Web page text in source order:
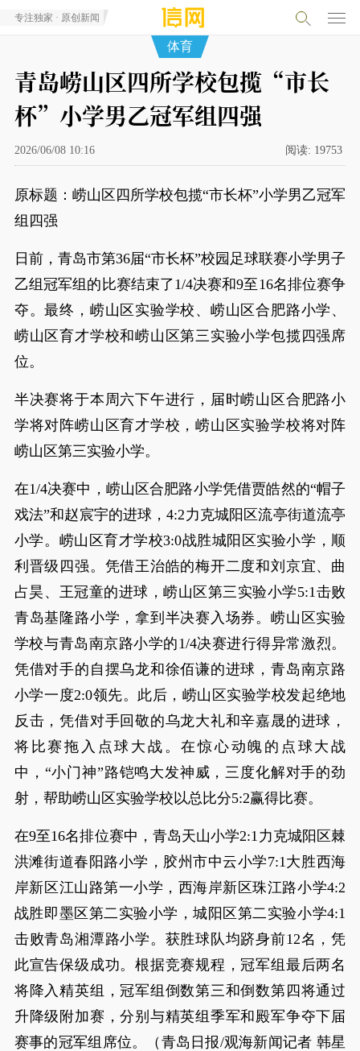
专注独家 · 原创新闻
体育
青岛崂山区四所学校包揽“市长
杯”小学男乙冠军组四强
2026/06/08 10:16 阅读: 19753
原标题：崂山区四所学校包揽“市长杯”小学男乙冠军
组四强
日前，青岛市第36届“市长杯”校园足球联赛小学男子
乙组冠军组的比赛结束了1/4决赛和9至16名排位赛争
夺。最终，崂山区实验学校、崂山区合肥路小学、
崂山区育才学校和崂山区第三实验小学包揽四强席
位。
半决赛将于本周六下午进行，届时崂山区合肥路小
学将对阵崂山区育才学校，崂山区实验学校将对阵
崂山区第三实验小学。
在1/4决赛中，崂山区合肥路小学凭借贾皓然的“帽子
戏法”和赵宸宇的进球，4:2力克城阳区流亭街道流亭
小学。崂山区育才学校3:0战胜城阳区实验小学，顺
利晋级四强。凭借王治皓的梅开二度和刘京宜、曲
占昊、王冠童的进球，崂山区第三实验小学5:1击败
青岛基隆路小学，拿到半决赛入场券。崂山区实验
学校与青岛南京路小学的1/4决赛进行得异常激烈。
凭借对手的自摆乌龙和徐佰谦的进球，青岛南京路
小学一度2:0领先。此后，崂山区实验学校发起绝地
反击，凭借对手回敬的乌龙大礼和辛嘉晟的进球，
将比赛拖入点球大战。在惊心动魄的点球大战
中，“小门神”路铠鸣大发神威，三度化解对手的劲
射，帮助崂山区实验学校以总比分5:2赢得比赛。
在9至16名排位赛中，青岛天山小学2:1力克城阳区棘
洪滩街道春阳路小学，胶州市中云小学7:1大胜西海
岸新区江山路第一小学，西海岸新区珠江路小学4:2
战胜即墨区第二实验小学，城阳区第二实验小学4:1
击败青岛湘潭路小学。获胜球队均跻身前12名，凭
此宣告保级成功。根据竞赛规程，冠军组最后两名
将降入精英组，冠军组倒数第三和倒数第四将通过
升降级附加赛，分别与精英组季军和殿军争夺下届
赛事的冠军组席位。（青岛日报/观海新闻记者 韩星